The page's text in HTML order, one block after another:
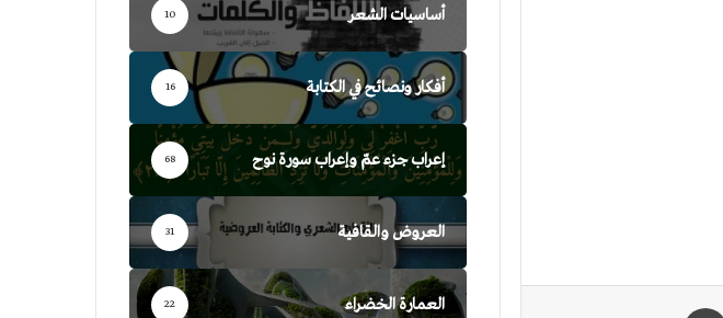
عبر البريد
أساسيات الشعر 10
أفكار ونصائح في الكتابة 16
إعراب جزء عمّ وإعراب سورة نوح 68
العروض والقافية 31
العمارة الخضراء 22